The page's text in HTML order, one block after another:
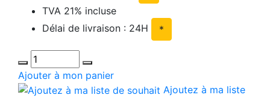
TVA 21% incluse
Délai de livraison : 24H
*
Ajouter à mon panier
Ajoutez à ma liste